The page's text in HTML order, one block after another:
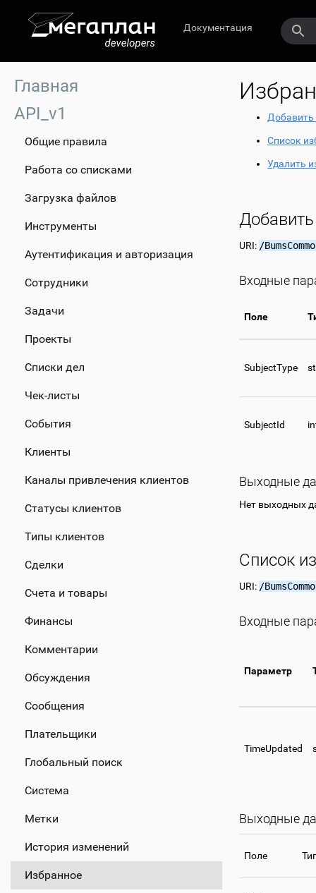
Документация
Главная
API_v1
Общие правила
Работа со списками
Загрузка файлов
Инструменты
Аутентификация и авторизация
Сотрудники
Задачи
Проекты
Списки дел
Чек-листы
События
Клиенты
Каналы привлечения клиентов
Статусы клиентов
Типы клиентов
Сделки
Счета и товары
Финансы
Комментарии
Обсуждения
Сообщения
Плательщики
Глобальный поиск
Система
Метки
История изменений
Избранное
Добавить
Список
Удалить
URI: /
Входные
Поле
SubjectType
SubjectId
Выходные
Нет выходных
Список
URI: /
Входные
Параметр
TimeUpdated
Выходные
Поле